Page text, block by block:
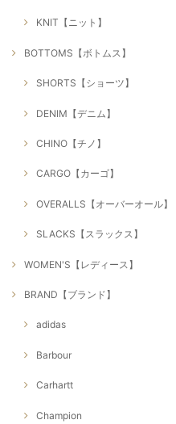
KNIT【ニット】
BOTTOMS【ボトムス】
SHORTS【ショーツ】
DENIM【デニム】
CHINO【チノ】
CARGO【カーゴ】
OVERALLS【オーバーオール】
SLACKS【スラックス】
WOMEN'S【レディース】
BRAND【ブランド】
adidas
Barbour
Carhartt
Champion